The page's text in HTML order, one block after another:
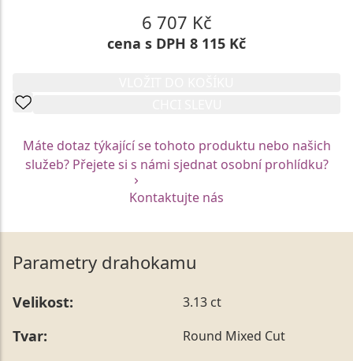
6 707 Kč
cena s DPH 8 115 Kč
Máte dotaz týkající se tohoto produktu nebo našich
služeb? Přejete si s námi sjednat osobní prohlídku?
Kontaktujte nás
Parametry drahokamu
Velikost: 3.13 ct
Tvar: Round Mixed Cut